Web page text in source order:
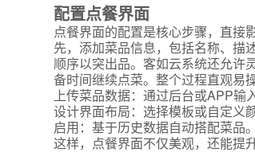
配置点餐界面
点餐界面的配置是核心步骤，直接
先，添加菜品信息，包括名称、描
顺序以突出品。客如云系统还允许
备时间继续点菜。整个过程直观易操
上传菜品数据：通过后台或APP输
设计界面布局：选择模板或自定义
启用：基于历史数据自动搭配菜品。
这样，点餐界面不仅美观，还能提